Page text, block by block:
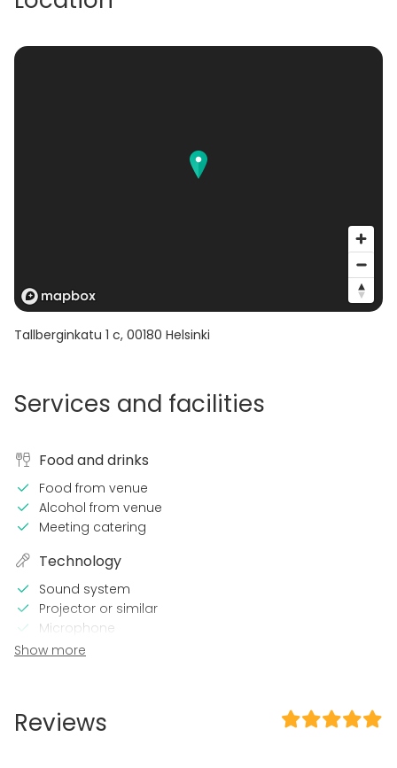
Tallberginkatu 1 c, 00180 Helsinki
Services and facilities
Food and drinks
Food from venue
Alcohol from venue
Meeting catering
Technology
Sound system
Projector or similar
Microphone
Wi-Fi
Terrace
Wheelchair accessible
Show more
Reviews